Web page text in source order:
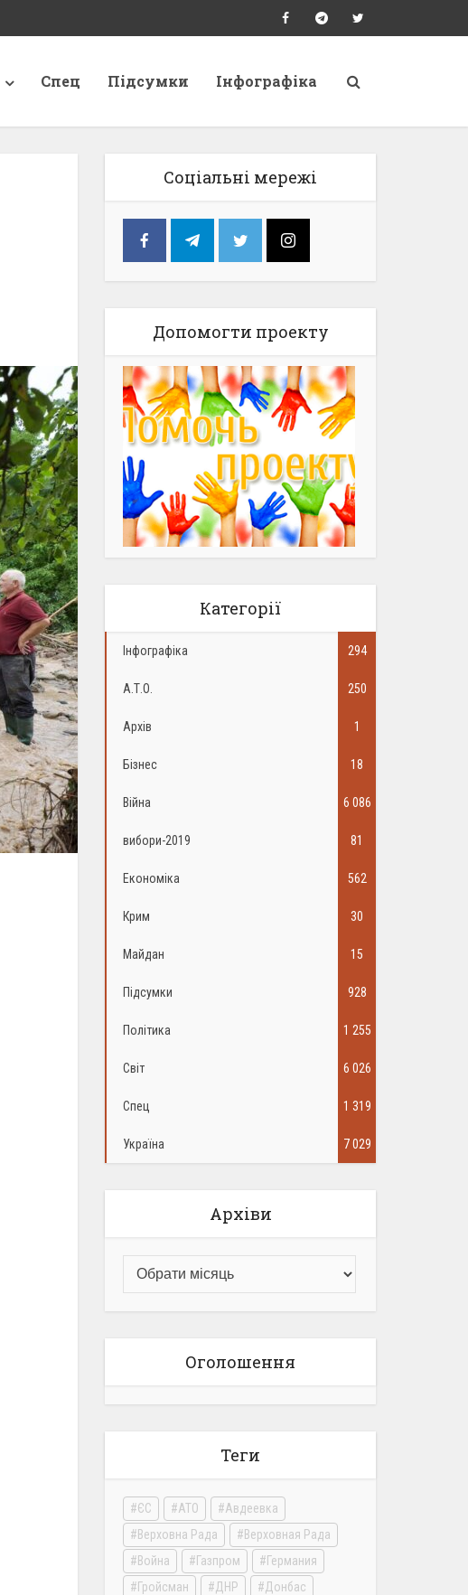
Спец Підсумки Інфографіка
Соціальні мережі
Допомогти проекту
Категорії
Інфографіка 294
А.Т.О. 250
Архів 1
Бізнес 18
Війна 6 086
вибори-2019 81
Економіка 562
Крим 30
Майдан 15
Підсумки 928
Політика 1 255
Світ 6 026
Спец 1 319
Україна 7 029
Архіви
Оголошення
Теги
ЄС АТО
Авдеевка
Верховна Рада
Верховная Рада
Война
Газпром
Германия
Гройсман
ДНР
Донбас